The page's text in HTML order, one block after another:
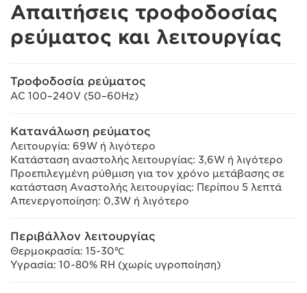
Απαιτήσεις τροφοδοσίας
ρεύματος και λειτουργίας
Τροφοδοσία ρεύματος
AC 100–240V (50–60Hz)
Κατανάλωση ρεύματος
Λειτουργία: 69W ή λιγότερο
Κατάσταση αναστολής λειτουργίας: 3,6W ή λιγότερο
Προεπιλεγμένη ρύθμιση για τον χρόνο μετάβασης σε
κατάσταση Αναστολής λειτουργίας: Περίπου 5 λεπτά
Απενεργοποίηση: 0,3W ή λιγότερο
Περιβάλλον λειτουργίας
Θερμοκρασία: 15~30℃
Υγρασία: 10~80% RH (χωρίς υγροποίηση)